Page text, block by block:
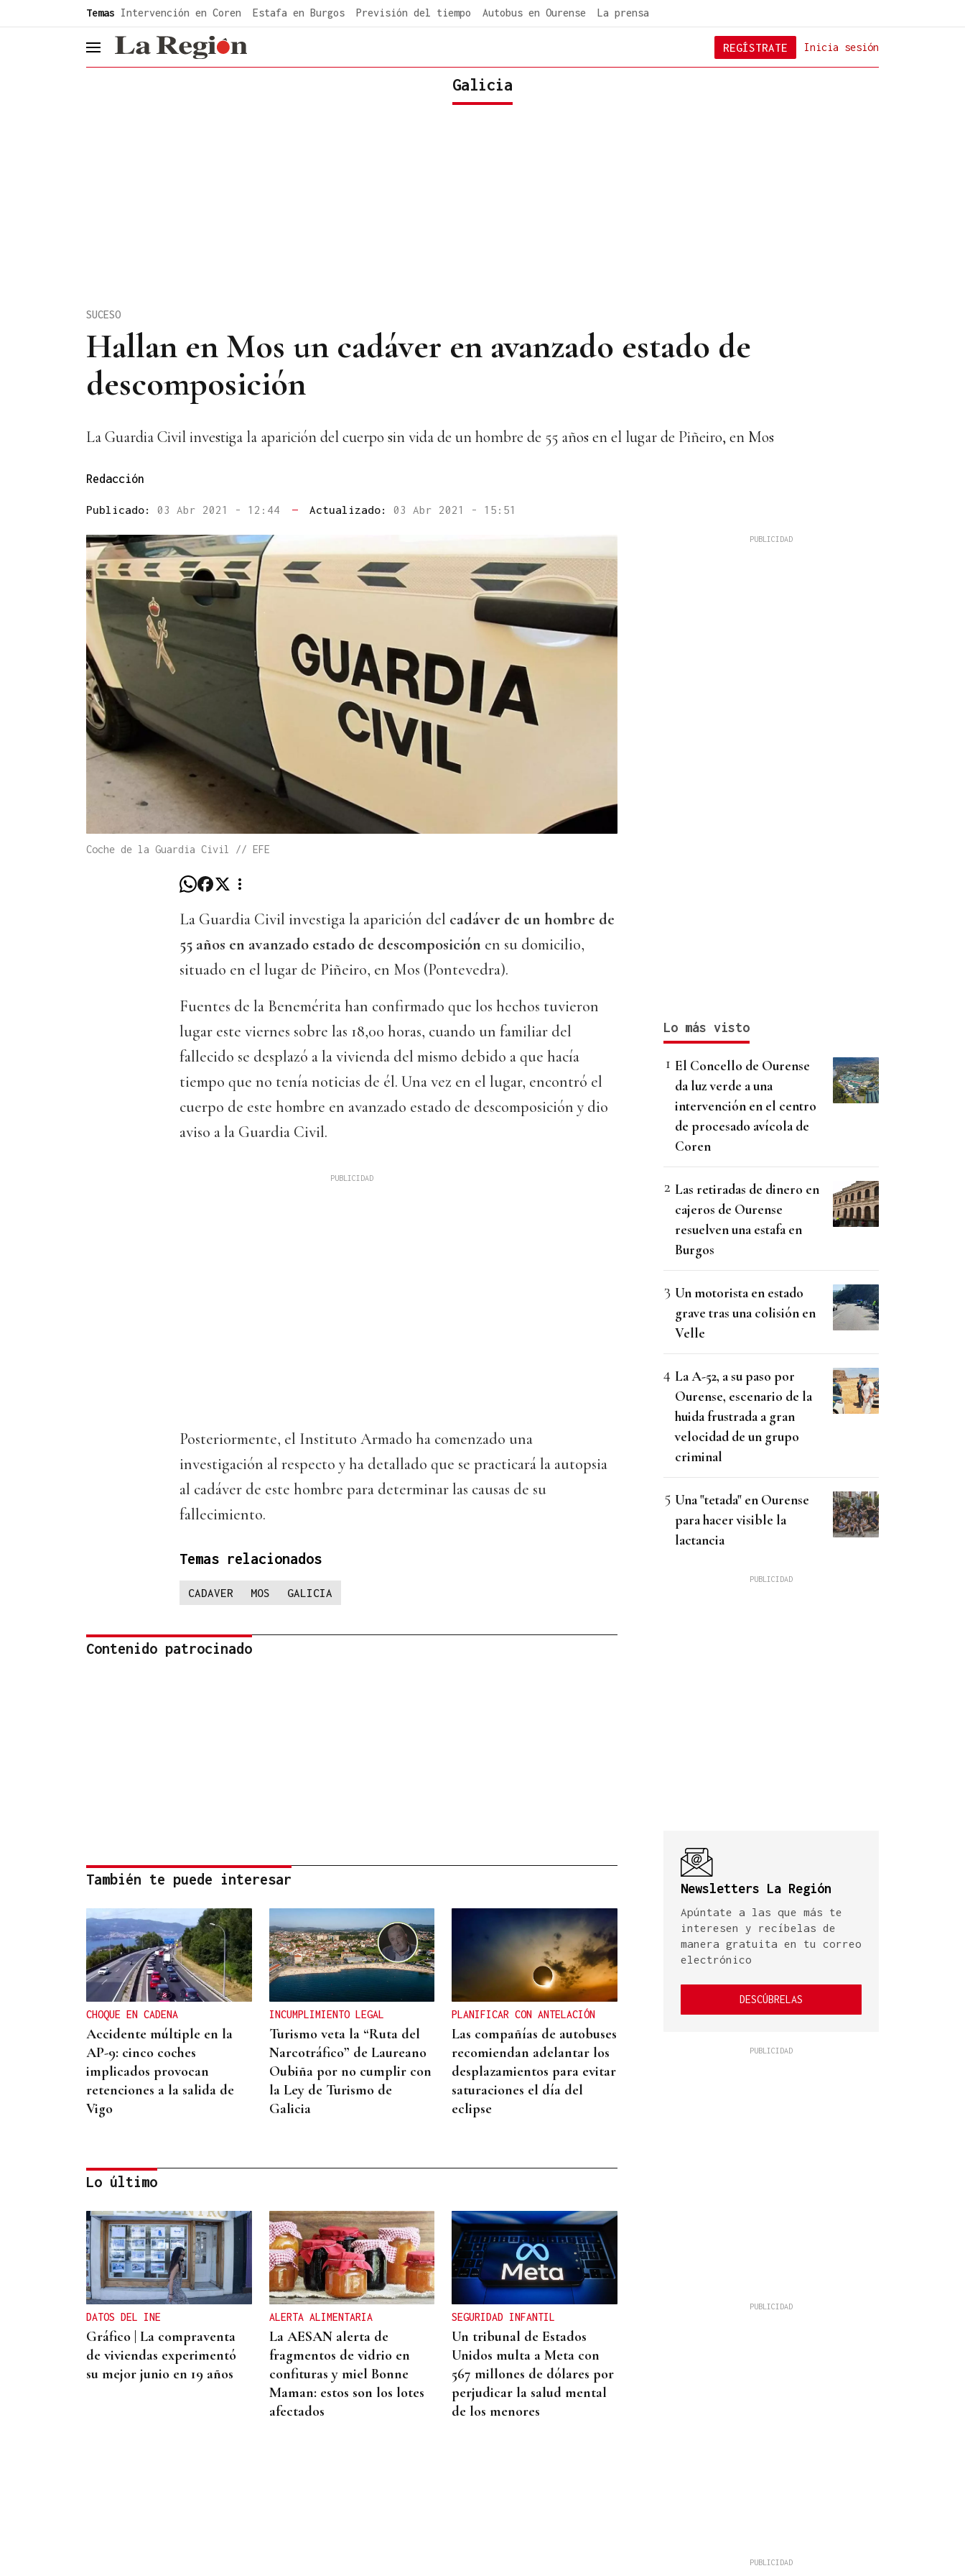
Temas Intervención en Coren Estafa en Burgos Previsión del tiempo Autobus en Ourense La prensa
header.menu.open Inicia sesión
REGÍSTRATE
Galicia
Hallan en Mos un cadáver en avanzado estado de
descomposición
SUCESO
La Guardia Civil investiga la aparición del cuerpo sin vida de un hombre de 55 años en el lugar de Piñeiro, en Mos
Redacción
Publicado: 03 Abr 2021 - 12:44 — Actualizado: 03 Abr 2021 - 15:51
Coche de la Guardia Civil // EFE
La Guardia Civil investiga la aparición del cadáver de un hombre de
55 años en avanzado estado de descomposición en su domicilio,
situado en el lugar de Piñeiro, en Mos (Pontevedra).
Fuentes de la Benemérita han confirmado que los hechos tuvieron
lugar este viernes sobre las 18,00 horas, cuando un familiar del
fallecido se desplazó a la vivienda del mismo debido a que hacía
tiempo que no tenía noticias de él. Una vez en el lugar, encontró el
cuerpo de este hombre en avanzado estado de descomposición y dio
aviso a la Guardia Civil.
Posteriormente, el Instituto Armado ha comenzado una
investigación al respecto y ha detallado que se practicará la autopsia
al cadáver de este hombre para determinar las causas de su
fallecimiento.
Temas relacionados
CADAVER MOS GALICIA
Contenido patrocinado
También te puede interesar
CHOQUE EN CADENA
Accidente múltiple en la
AP-9: cinco coches
implicados provocan
retenciones a la salida de
Vigo
INCUMPLIMIENTO LEGAL
Turismo veta la “Ruta del
Narcotráfico” de Laureano
Oubiña por no cumplir con
la Ley de Turismo de
Galicia
PLANIFICAR CON ANTELACIÓN
Las compañías de autobuses
recomiendan adelantar los
desplazamientos para evitar
saturaciones el día del
eclipse
ALTA GAMA
El detenido por el atropello
mortal de Bertamiráns viajó
desde Lugo para enfrentar
a la víctima
Lo último
DATOS DEL INE
Gráfico | La compraventa
de viviendas experimentó
su mejor junio en 19 años
ALERTA ALIMENTARIA
La AESAN alerta de
fragmentos de vidrio en
confituras y miel Bonne
Maman: estos son los lotes
afectados
SEGURIDAD INFANTIL
Un tribunal de Estados
Unidos multa a Meta con
567 millones de dólares por
perjudicar la salud mental
de los menores
Lo más visto
El Concello de Ourense
da luz verde a una
intervención en el centro
de procesado avícola de
Coren
Las retiradas de dinero en
cajeros de Ourense
resuelven una estafa en
Burgos
Un motorista en estado
grave tras una colisión en
Velle
La A-52, a su paso por
Ourense, escenario de la
huida frustrada a gran
velocidad de un grupo
criminal
Una "tetada" en Ourense
para hacer visible la
lactancia
Newsletters La Región
Apúntate a las que más te
interesen y recíbelas de
manera gratuita en tu correo
electrónico
DESCÚBRELAS